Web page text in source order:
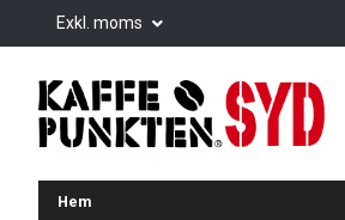
Exkl. moms
Hem